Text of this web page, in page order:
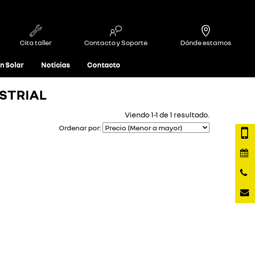
Cita taller Contacto y Soporte Dónde estamos
Solar Noticias Contacto
Viendo 1-1 de 1 resultado.
Ordenar por: